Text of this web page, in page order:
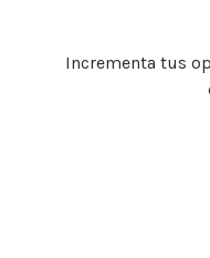
Incrementa tus